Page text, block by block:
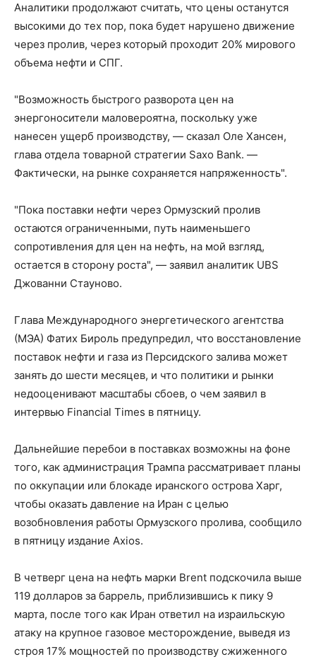
Аналитики продолжают считать, что цены останутся
высокими до тех пор, пока будет нарушено движение
через пролив, через который проходит 20% мирового
объема нефти и СПГ.
"Возможность быстрого разворота цен на
энергоносители маловероятна, поскольку уже
нанесен ущерб производству, — сказал Оле Хансен,
глава отдела товарной стратегии Saxo Bank. —
Фактически, на рынке сохраняется напряженность".
"Пока поставки нефти через Ормузский пролив
остаются ограниченными, путь наименьшего
сопротивления для цен на нефть, на мой взгляд,
остается в сторону роста", — заявил аналитик UBS
Джованни Стауново.
Глава Международного энергетического агентства
(МЭА) Фатих Бироль предупредил, что восстановление
поставок нефти и газа из Персидского залива может
занять до шести месяцев, и что политики и рынки
недооценивают масштабы сбоев, о чем заявил в
интервью Financial Times в пятницу.
Дальнейшие перебои в поставках возможны на фоне
того, как администрация Трампа рассматривает планы
по оккупации или блокаде иранского острова Харг,
чтобы оказать давление на Иран с целью
возобновления работы Ормузского пролива, сообщило
в пятницу издание Axios.
В четверг цена на нефть марки Brent подскочила выше
119 долларов за баррель, приблизившись к пику 9
марта, после того как Иран ответил на израильскую
атаку на крупное газовое месторождение, выведя из
строя 17% мощностей по производству сжиженного